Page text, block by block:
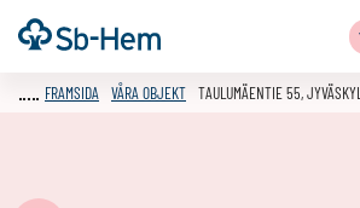
Till
innehållet
Framsida
FRAMSIDA VÅRA OBJEKT TAULUMÄENTIE 55,